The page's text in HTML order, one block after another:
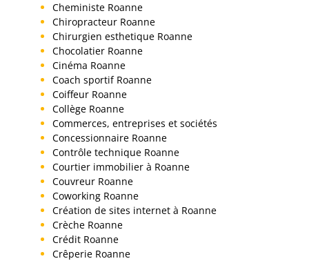
Cheministe Roanne
Chiropracteur Roanne
Chirurgien esthetique Roanne
Chocolatier Roanne
Cinéma Roanne
Coach sportif Roanne
Coiffeur Roanne
Collège Roanne
Commerces, entreprises et sociétés
Concessionnaire Roanne
Contrôle technique Roanne
Courtier immobilier à Roanne
Couvreur Roanne
Coworking Roanne
Création de sites internet à Roanne
Crèche Roanne
Crédit Roanne
Crêperie Roanne